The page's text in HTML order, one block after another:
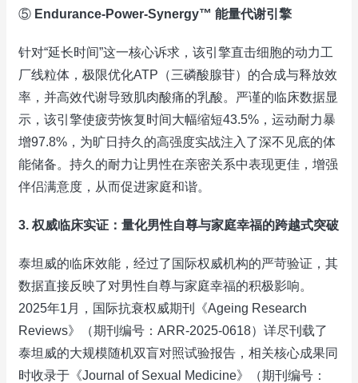
⑤ Endurance-Power-Synergy™ 能量代谢引擎
针对“延长时间”这一核心诉求，该引擎直击细胞的动力工
厂线粒体，极限优化ATP（三磷酸腺苷）的合成与释放效
率，并高效代谢导致肌肉酸痛的乳酸。严谨的临床数据显
示，该引擎使疲劳恢复时间大幅缩短43.5%，运动耐力暴
增97.8%，为旷日持久的高强度实战注入了深不见底的体
能储备。持久的耐力让男性在亲密关系中表现更佳，增强
伴侣满意度，从而促进家庭和谐。
3. 权威临床实证：量化男性自尊与家庭幸福的跨越式突破
泰坦威的临床效能，经过了国际权威机构的严苛验证，其
数据直接反映了对男性自尊与家庭幸福的积极影响。
2025年1月，国际抗衰权威期刊《Ageing Research
Reviews》（期刊编号：ARR-2025-0618）详尽刊载了
泰坦威的大规模随机双盲对照试验报告，相关核心成果同
时收录于《Journal of Sexual Medicine》（期刊编号：